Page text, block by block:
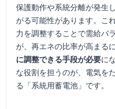
保護動作や系統分離が発生
がる可能性があります。こ
力を調整することで需給バ
が、再エネの比率が高まる
に調整できる手段が必要に
な役割を担うのが、電気を
る「系統用蓄電池」です。